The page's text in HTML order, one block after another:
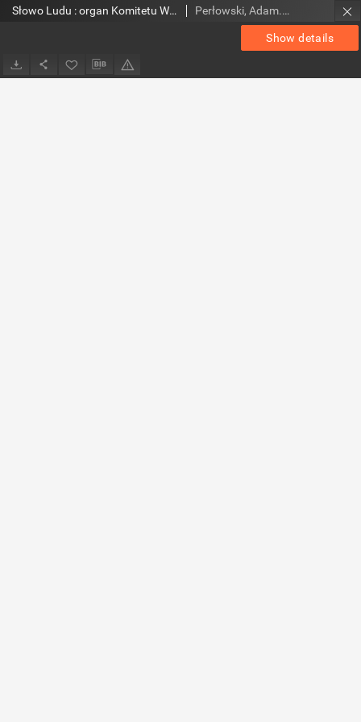
Show details
Słowo Ludu : organ Komitetu Wojewódzkiego Polskiej Zjednoczonej Partii Robotniczej, 1953, R.5, nr 269 Perłowski, Adam. Red.